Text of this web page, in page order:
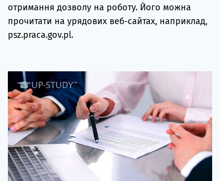
отримання дозволу на роботу. Його можна
прочитати на урядових веб-сайтах, наприклад,
psz.praca.gov.pl.